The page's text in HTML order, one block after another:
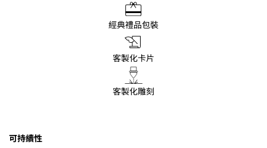
經典禮品包裝
客製化卡片
客製化雕刻
可持續性